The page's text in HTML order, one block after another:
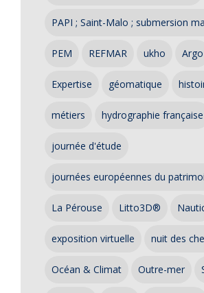
PAPI ; Saint-Malo ; submersion
PEM REFMAR ukho Argo
Expertise géomatique
métiers hydrographie française
journée d'étude
journées européennes du
La Pérouse Litto3D®
exposition virtuelle nuit des
Océan & Climat Outre-mer